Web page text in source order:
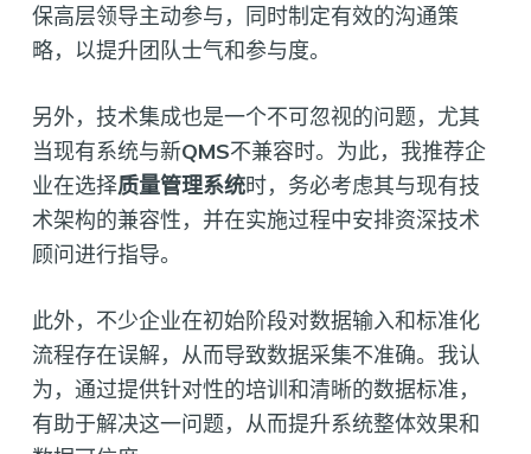
保高层领导主动参与，同时制定有效的沟通策
略，以提升团队士气和参与度。
另外，技术集成也是一个不可忽视的问题，尤其
当现有系统与新QMS不兼容时。为此，我推荐企
业在选择质量管理系统时，务必考虑其与现有技
术架构的兼容性，并在实施过程中安排资深技术
顾问进行指导。
此外，不少企业在初始阶段对数据输入和标准化
流程存在误解，从而导致数据采集不准确。我认
为，通过提供针对性的培训和清晰的数据标准，
有助于解决这一问题，从而提升系统整体效果和